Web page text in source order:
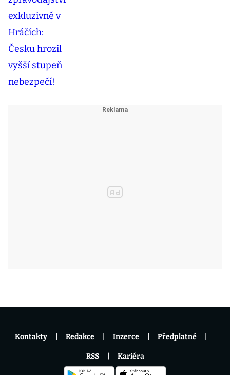
Kontakty Redakce Inzerce Předplatné
RSS Kariéra